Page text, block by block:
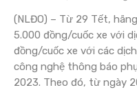
(NLĐO) – Từ 29 Tết,
5.000 đồng/cuốc xe với
đồng/cuốc xe với các
công nghệ thông báo
2023. Theo đó, từ ngày